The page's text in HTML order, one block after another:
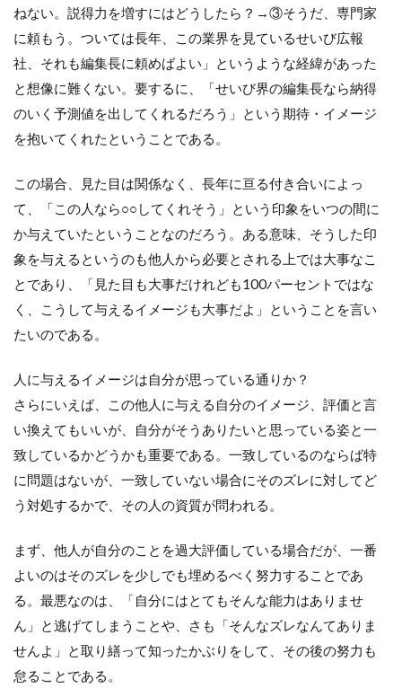
ねない。説得力を増すにはどうしたら？→③そうだ、専門家
に頼もう。ついては長年、この業界を見ているせいび広報
社、それも編集長に頼めばよい」というような経緯があった
と想像に難くない。要するに、「せいび界の編集長なら納得
のいく予測値を出してくれるだろう」という期待・イメージ
を抱いてくれたということである。
この場合、見た目は関係なく、長年に亘る付き合いによっ
て、「この人なら○○してくれそう」という印象をいつの間に
か与えていたということなのだろう。ある意味、そうした印
象を与えるというのも他人から必要とされる上では大事なこ
とであり、「見た目も大事だけれども100パーセントではな
く、こうして与えるイメージも大事だよ」ということを言い
たいのである。
人に与えるイメージは自分が思っている通りか？
さらにいえば、この他人に与える自分のイメージ、評価と言
い換えてもいいが、自分がそうありたいと思っている姿と一
致しているかどうかも重要である。一致しているのならば特
に問題はないが、一致していない場合にそのズレに対してど
う対処するかで、その人の資質が問われる。
まず、他人が自分のことを過大評価している場合だが、一番
よいのはそのズレを少しでも埋めるべく努力することであ
る。最悪なのは、「自分にはとてもそんな能力はありませ
ん」と逃げてしまうことや、さも「そんなズレなんてありま
せんよ」と取り繕って知ったかぶりをして、その後の努力も
怠ることである。